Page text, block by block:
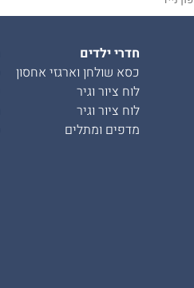
חדרי ילדים
כסא שולחן וארגזי אחסון
לוח ציור וגיר
לוח ציור וגיר
מדפים ומתלים